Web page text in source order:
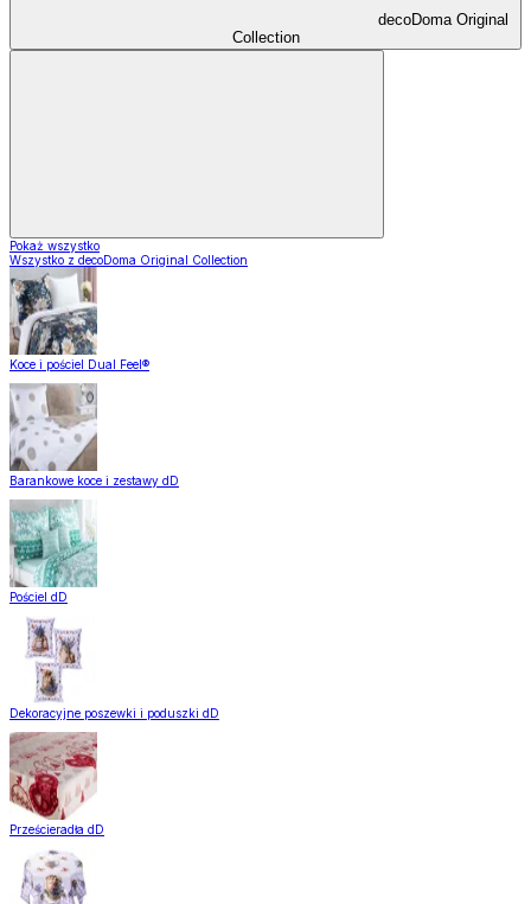
decoDoma Original
Collection
Pokaż wszystko
Wszystko z decoDoma Original Collection
Koce i pościel Dual Feel®
Barankowe koce i zestawy dD
Pościel dD
Dekoracyjne poszewki i poduszki dD
Prześcieradła dD